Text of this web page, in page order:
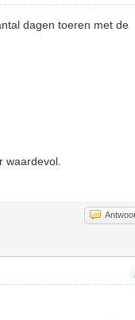
dagen toeren met de
waardevol.